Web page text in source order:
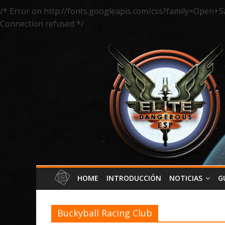
/* Error on http://fonts.googleapis.com/
Connection refused */
HOME INTRODUCCIÓN NOTICIAS
Buckyball Racing Club